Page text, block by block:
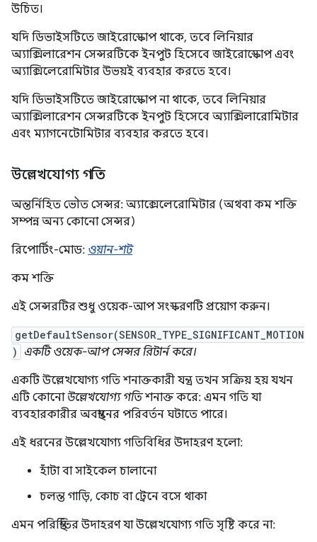
উচিত।
যদি ডিভাইসটিতে জাইরোস্কোপ থাকে, তবে লিনিয়ার
অ্যাক্সিলারেশন সেন্সরটিকে ইনপুট হিসেবে জাইরোস্কোপ এবং
অ্যাক্সিলেরোমিটার উভয়ই ব্যবহার করতে হবে।
যদি ডিভাইসটিতে জাইরোস্কোপ না থাকে, তবে লিনিয়ার
অ্যাক্সিলারেশন সেন্সরটিকে ইনপুট হিসেবে অ্যাক্সিলারোমিটার
এবং ম্যাগনেটোমিটার ব্যবহার করতে হবে।
উল্লেখযোগ্য গতি
অন্তর্নিহিত ভৌত সেন্সর: অ্যাক্সেলেরোমিটার (অথবা কম শক্তি
সম্পন্ন অন্য কোনো সেন্সর)
রিপোর্টিং-মোড: ওয়ান-শট
কম শক্তি
এই সেন্সরটির শুধু ওয়েক-আপ সংস্করণটি প্রয়োগ করুন।
getDefaultSensor(SENSOR_TYPE_SIGNIFICANT_MOTION
)
একটি ওয়েক-আপ সেন্সর রিটার্ন করে।
একটি উল্লেখযোগ্য গতি শনাক্তকারী যন্ত্র তখন সক্রিয় হয় যখন
এটি কোনোউল্লেখযোগ্য গতিশনাক্ত করে: এমন গতি যা
ব্যবহারকারীর অবস্থানের পরিবর্তন ঘটাতে পারে।
এই ধরনের উল্লেখযোগ্য গতিবিধির উদাহরণ হলো:
হাঁটা বা সাইকেল চালানো
চলন্ত গাড়ি, কোচ বা ট্রেনে বসে থাকা
এমন পরিস্থিতির উদাহরণ যা উল্লেখযোগ্য গতি সৃষ্টি করে না: